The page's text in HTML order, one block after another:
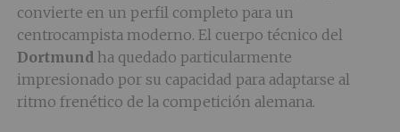
convierte en un perfil completo para un
centrocampista moderno. El cuerpo técnico del
Dortmundha quedado particularmente
impresionado por su capacidad para adaptarse al
ritmo frenético de la competición alemana.